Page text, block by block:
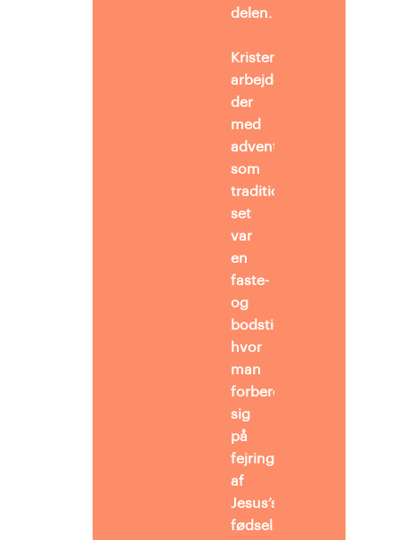
delen.
Kristendomsfagligt
arbejdes
der
med
adventstiden,
som
traditionelt
set
var
en
faste-
og
bodstid,
hvor
man
forberedte
sig
på
fejringen
af
Jesus’s
fødsel.